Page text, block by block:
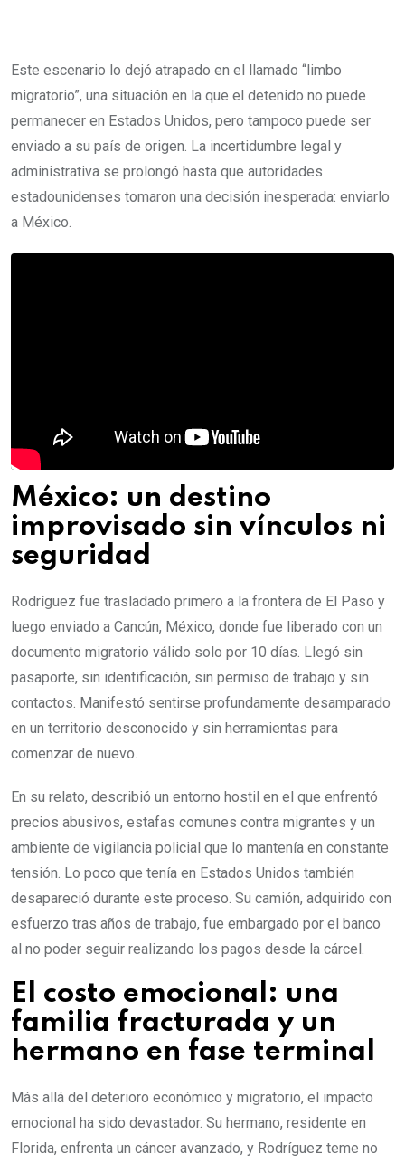
Este escenario lo dejó atrapado en el llamado “limbo
migratorio”, una situación en la que el detenido no puede
permanecer en Estados Unidos, pero tampoco puede ser
enviado a su país de origen. La incertidumbre legal y
administrativa se prolongó hasta que autoridades
estadounidenses tomaron una decisión inesperada: enviarlo
a México.
México: un destino
improvisado sin vínculos ni
seguridad
Rodríguez fue trasladado primero a la frontera de El Paso y
luego enviado a Cancún, México, donde fue liberado con un
documento migratorio válido solo por 10 días. Llegó sin
pasaporte, sin identificación, sin permiso de trabajo y sin
contactos. Manifestó sentirse profundamente desamparado
en un territorio desconocido y sin herramientas para
comenzar de nuevo.
En su relato, describió un entorno hostil en el que enfrentó
precios abusivos, estafas comunes contra migrantes y un
ambiente de vigilancia policial que lo mantenía en constante
tensión. Lo poco que tenía en Estados Unidos también
desapareció durante este proceso. Su camión, adquirido con
esfuerzo tras años de trabajo, fue embargado por el banco
al no poder seguir realizando los pagos desde la cárcel.
El costo emocional: una
familia fracturada y un
hermano en fase terminal
Más allá del deterioro económico y migratorio, el impacto
emocional ha sido devastador. Su hermano, residente en
Florida, enfrenta un cáncer avanzado, y Rodríguez teme no